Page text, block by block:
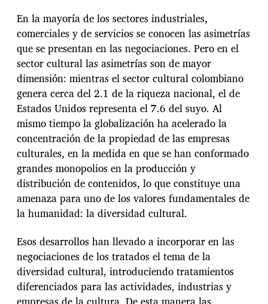
En la mayoría de los sectores industriales,
comerciales y de servicios se conocen las asimetrías
que se presentan en las negociaciones. Pero en el
sector cultural las asimetrías son de mayor
dimensión: mientras el sector cultural colombiano
genera cerca del 2.1 de la riqueza nacional, el de
Estados Unidos representa el 7.6 del suyo. Al
mismo tiempo la globalización ha acelerado la
concentración de la propiedad de las empresas
culturales, en la medida en que se han conformado
grandes monopolios en la producción y
distribución de contenidos, lo que constituye una
amenaza para uno de los valores fundamentales de
la humanidad: la diversidad cultural.
Esos desarrollos han llevado a incorporar en las
negociaciones de los tratados el tema de la
diversidad cultural, introduciendo tratamientos
diferenciados para las actividades, industrias y